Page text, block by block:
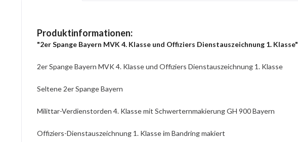
Produktinformationen:
"2er Spange Bayern MVK 4. Klasse und Offiziers Dienstauszeichnung 1. Klasse"
2er Spange Bayern MVK 4. Klasse und Offiziers Dienstauszeichnung 1. Klasse
Seltene 2er Spange Bayern
Milittar-Verdienstorden 4. Klasse mit Schwerternmakierung GH 900 Bayern
Offiziers-Dienstauszeichnung 1. Klasse im Bandring makiert